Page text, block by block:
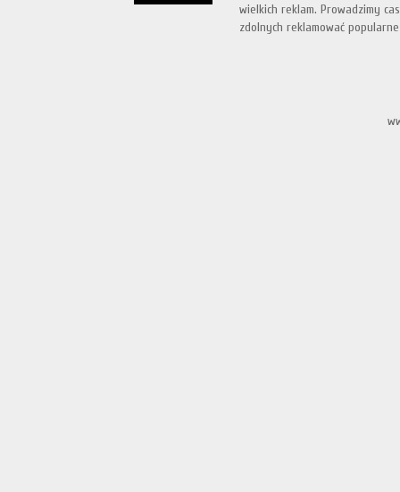
wielkich reklam. Prowadzimy
zdolnych reklamować